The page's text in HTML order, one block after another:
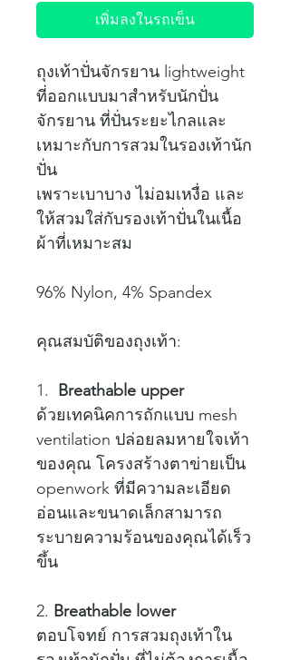
เพิ่มลงในรถเข็น
ถุงเท้าปั่นจักรยาน lightweight
ที่ออกแบบมาสำหรับนักปั่น
จักรยาน ที่ปั่นระยะไกลและ
เหมาะกับการสวมในรองเท้านัก
ปั่น
เพราะเบาบาง ไม่อมเหงื่อ และ
ให้สวมใส่กับรองเท้าปั่นในเนื้อ
ผ้าที่เหมาะสม
96% Nylon, 4% Spandex
คุณสมบัติของถุงเท้า:
1. Breathable upper
ด้วยเทคนิคการถักแบบ mesh
ventilation ปล่อยลมหายใจเท้า
ของคุณ โครงสร้างตาข่ายเป็น
openwork ที่มีความละเอียด
อ่อนและขนาดเล็กสามารถ
ระบายความร้อนของคุณได้เร็ว
ขึ้น
2. Breathable lower
ตอบโจทย์ การสวมถุงเท้าใน